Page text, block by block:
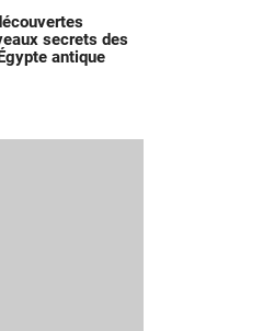
secrets des
antique